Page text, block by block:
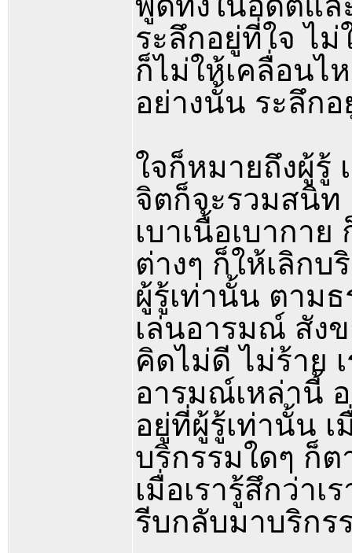
ระลึกอยู่ที่ใจ ไ
ก็ไม่ให้เคลื่อนไ
อย่างนั้น ระลึกอ
ใจก็หมายถึงผู้รู้
จิตก็จะรวมสนิท
เบาเนื้อเบากา
ต่างๆ ก็ให้เลิกบ
ผู้รู้เท่านั้น ตาม
เล่นอารมณ์ สัง
คิดไม่ดี ไม่ร้าย
อารมณ์เหล่านี้
อยู่ที่ผู้รู้เท่านั้น
บริกรรมใดๆ ก็ต
เมื่อเรารู้สึกว่า
รีบกลับมาบริกร